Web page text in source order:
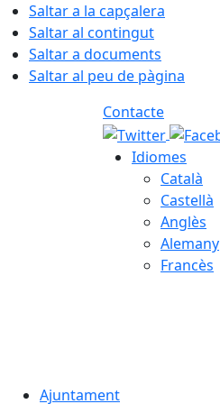
Saltar a la capçalera
Saltar al contingut
Saltar a documents
Saltar al peu de pàgina
Contacte
Idiomes
Català
Castellà
Anglès
Alemany
Francès
Ajuntament